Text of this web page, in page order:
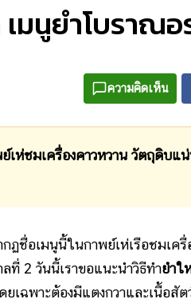
มนูยำโบราณ
ความคิดเห็น
เห่ชมเครื่องคาวหวาน วัตถุดิบ
กฏชื่อเมนูนี้ในกาพย์เห่เรือชมเค
ที่ 2 วันนี้เราขอแนะนำวิธีทำยำใ
ยเฉพาะต้องมีแตงกวาและเนื้อสั